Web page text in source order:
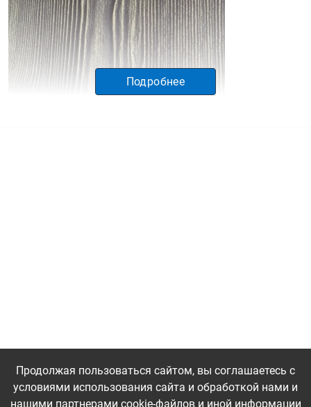
Подробнее
Продолжая пользоваться сайтом, вы соглашаетесь с
условиями использования сайта и обработкой нами и
нашими партнерами cookie-файлов и иной информации